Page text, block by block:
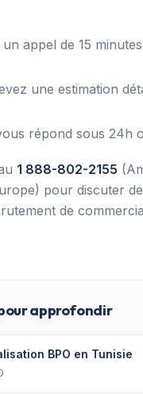
appel de 15
une estimation
répond sous 24h
1 888-802-2155
pour discuter
de
approfondir
BPO en Tunisie